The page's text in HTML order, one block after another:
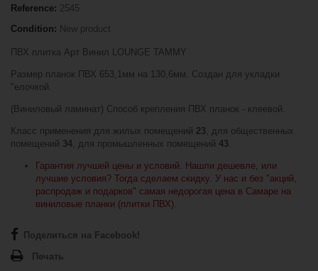
Reference: 2545
Condition: New product
ПВХ плитка Арт Винил LOUNGE TAMMY
Размер планок ПВХ 653,1мм на 130,6мм. Создан для укладки
"елочкой.
(Виниловый ламинат) Способ крепления ПВХ планок - клеевой.
Класс применения для жилых помещений 23 , для общественных
помещений 34, для промышленных помещений 43 .
Гарантия лучшей цены и условий. Нашли дешевле, или
лучшие условия? Тогда сделаем скидку. У нас и без "акций,
распродаж и подарков" самая недорогая цена в Самаре на
виниловые планки (плитки ПВХ).
Поделиться на Facebook!
Печать